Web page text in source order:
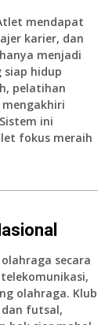
mendapat
karier, dan
menjadi
hidup
pelatihan
ini
fokus meraih
secara
olahraga. Klub
futsal,